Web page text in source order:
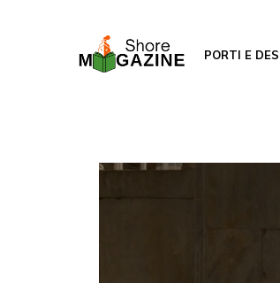
PORTI E